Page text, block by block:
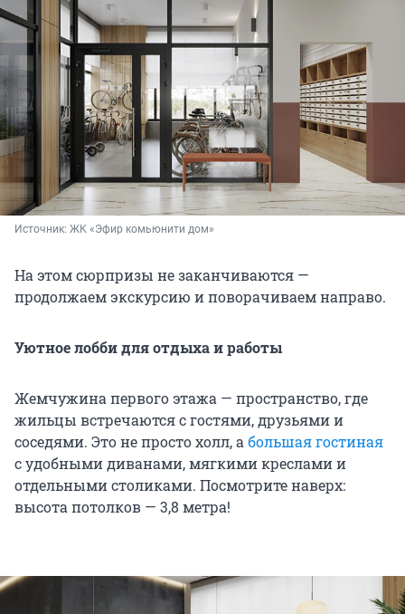
Источник: ЖК «Эфир комьюнити дом»
На этом сюрпризы не заканчиваются —
продолжаем экскурсию и поворачиваем направо.
Уютное лобби для отдыха и работы
Жемчужина первого этажа — пространство, где
жильцы встречаются с гостями, друзьями и
соседями. Это не просто холл, а большая гостиная
с удобными диванами, мягкими креслами и
отдельными столиками. Посмотрите наверх:
высота потолков — 3,8 метра!